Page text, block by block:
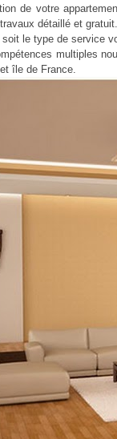
de votre
détaillé et gratuit.
le type de service
multiples
île de France.